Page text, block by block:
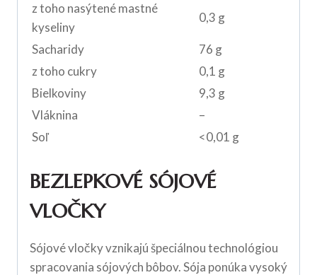
z toho nasýtené mastné
kyseliny
0,3 g
Sacharidy
76 g
z toho cukry
0,1 g
Bielkoviny
9,3 g
Vláknina
–
Soľ
<0,01 g
BEZLEPKOVÉ SÓJOVÉ
VLOČKY
Sójové vločky vznikajú špeciálnou technológiou
spracovania sójových bôbov. Sója ponúka vysoký